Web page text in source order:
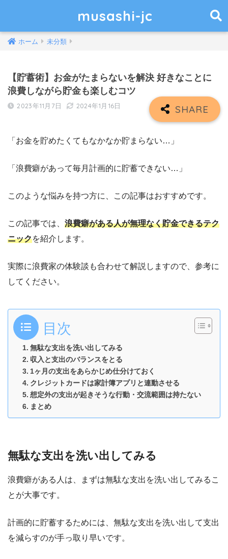
musashi-jc
ホーム 未分類
【貯蓄術】お金がたまらないを解決 好きなことに
浪費しながら貯金も楽しむコツ
2023年11月7日 2024年1月16日
「お金を貯めたくてもなかなか貯まらない…」
「浪費癖があって毎月計画的に貯蓄できない…」
このような悩みを持つ方に、この記事はおすすめです。
この記事では、 浪費癖がある人が無理なく貯金できるテク
ニックを紹介します。
実際に浪費家の体験談も合わせて解説しますので、参考に
してください。
目次
無駄な支出を洗い出してみる
収入と支出のバランスをとる
1ヶ月の支出をあらかじめ仕分けておく
クレジットカードは家計簿アプリと連動させる
想定外の支出が起きそうな行動・交流範囲は持たない
まとめ
無駄な支出を洗い出してみる
浪費癖がある人は、まずは無駄な支出を洗い出してみるこ
とが大事です。
計画的に貯蓄するためには、無駄な支出を洗い出して支出
を減らすのが手っ取り早いです。